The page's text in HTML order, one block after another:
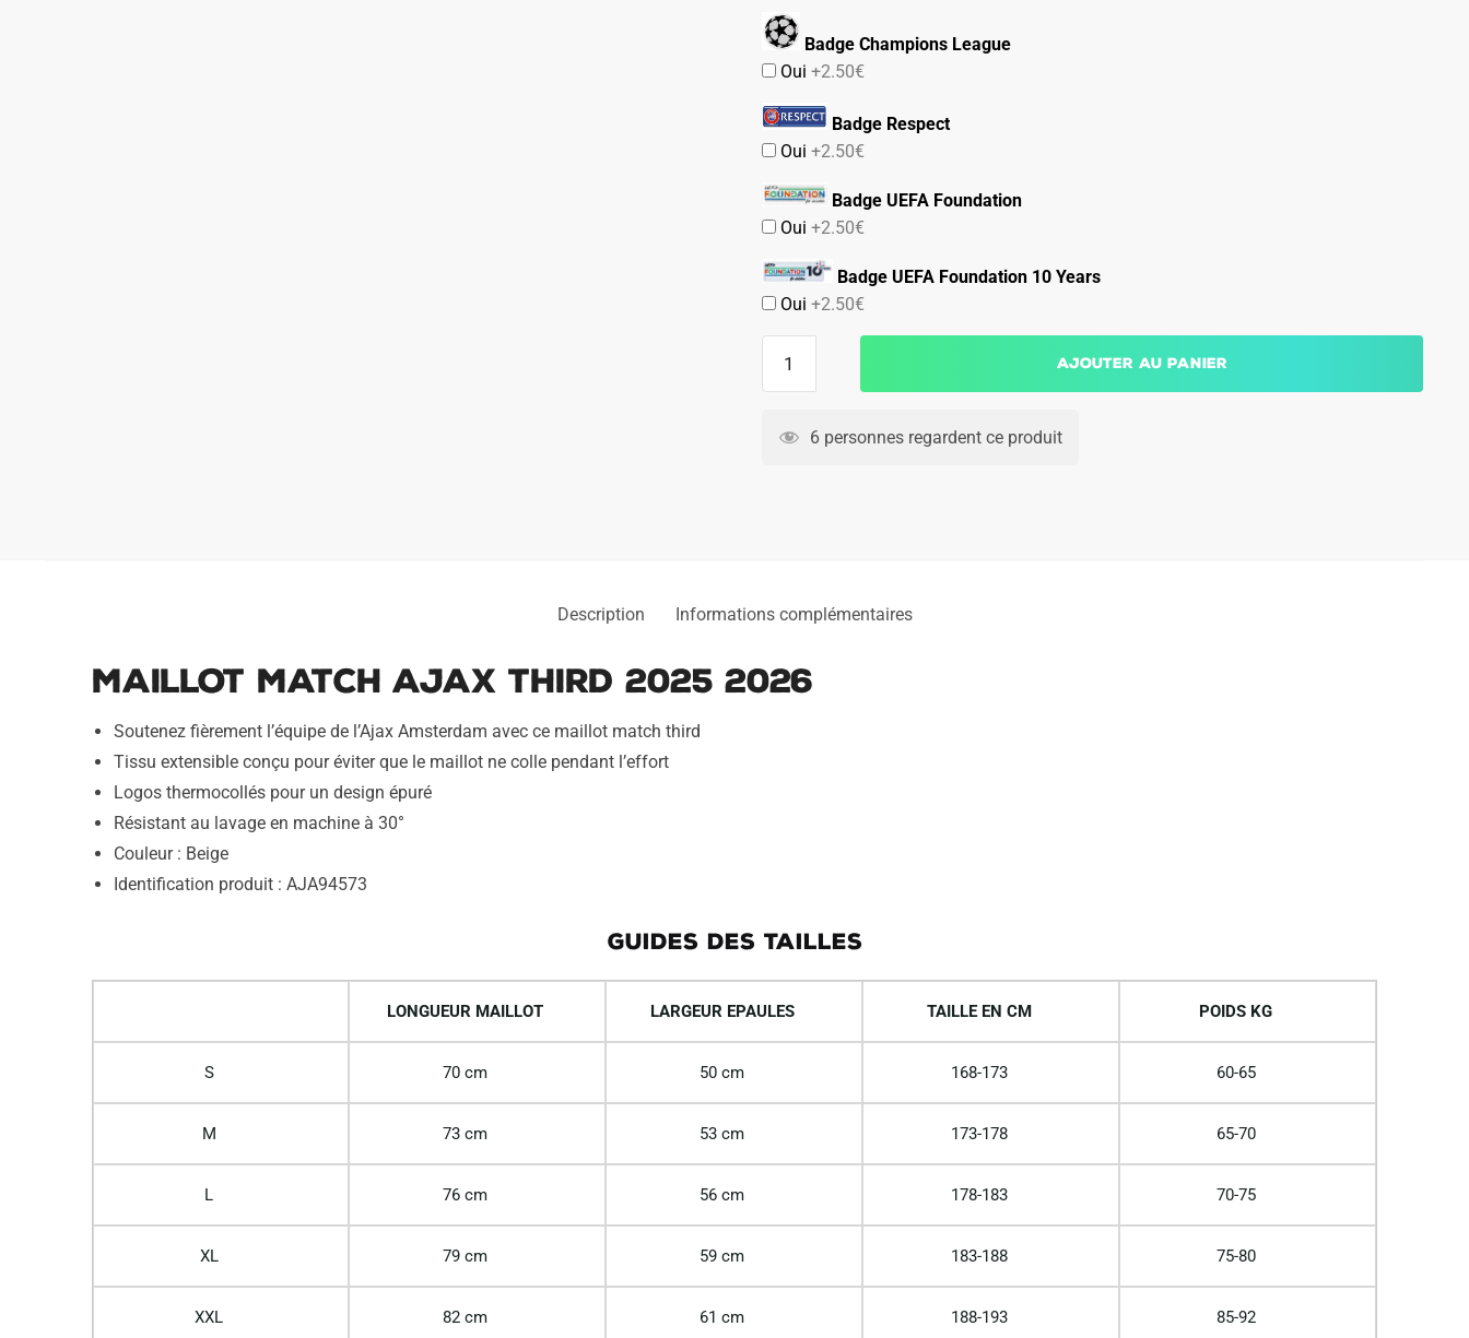
Badge Champions League
Oui+2.50€
Badge Respect
Oui+2.50€
Badge UEFA Foundation
Oui+2.50€
Badge UEFA Foundation 10 Years
Oui+2.50€
Match
Ajouter au panier
6 personnes regardent ce produit
Description Informations complémentaires
Maillot Match Ajax Third 2025 2026
Soutenez fièrement l’équipe de l’Ajax Amsterdam avec ce maillot match third
Tissu extensible conçu pour éviter que le maillot ne colle pendant l’effort
Logos thermocollés pour un design épuré
Résistant au lavage en machine à 30°
Couleur : Beige
Identification produit : AJA94573
GUIDES DES TAILLES
LONGUEUR MAILLOT LARGEUR EPAULES TAILLE EN CM POIDS KG
S 70 cm 50 cm 168-173 60-65
M 73 cm 53 cm 173-178 65-70
L 76 cm 56 cm 178-183 70-75
XL 79 cm 59 cm 183-188 75-80
XXL 82 cm 61 cm 188-193 85-92